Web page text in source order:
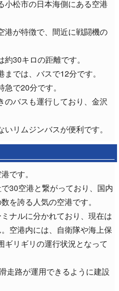
小松市の日本海側にある空港
港が特徴で、間近に戦闘機の
30キロの距離です。
では、バスで12分です。
で20分です。
のバスも運行しており、金沢
リムジンバスが便利です。
です。
30空港と繋がっており、国内
を誇る人気の空港です。
ナルに分かれており、現在は
空港内には、自衛隊や海上保
ギリギリの運行状況となって
走路が運用できるように建設